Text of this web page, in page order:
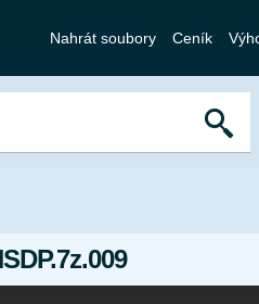
Nahrát soubory Ceník